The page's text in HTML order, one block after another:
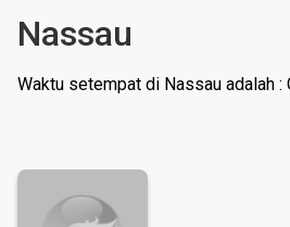
Nassau
Waktu setempat di Nassau adalah :